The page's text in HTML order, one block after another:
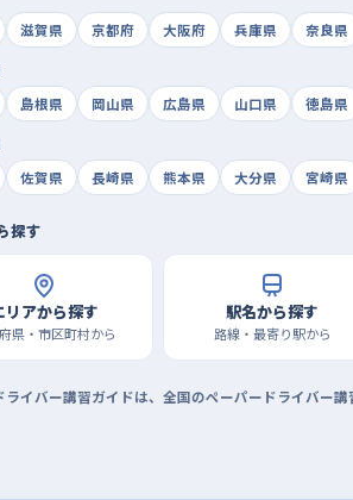
滋賀県 京都府 大阪府 兵庫県 奈良県
島根県 岡山県 広島県 山口県 徳島県
佐賀県 長崎県 熊本県 大分県 宮崎県
探す
リアから探す
県・市区町村から
駅名から探す
路線・最寄り駅から
ライバー講習ガイドは、全国のペーパードライバー